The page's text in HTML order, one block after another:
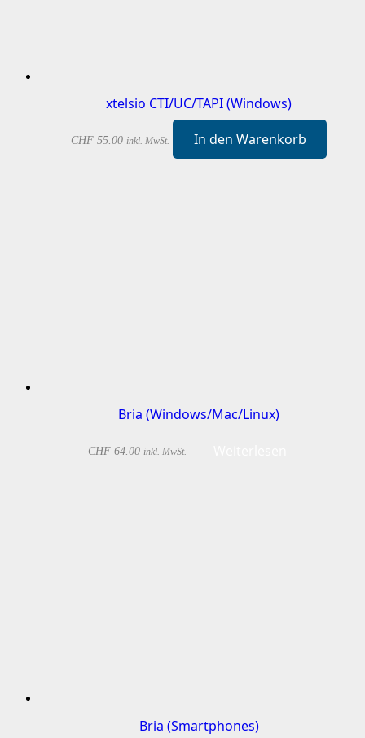
xtelsio CTI/UC/TAPI (Windows)
CHF55.00 inkl. MwSt. In den Warenkorb
Bria (Windows/Mac/Linux)
CHF64.00 inkl. MwSt.
Bria (Smartphones)